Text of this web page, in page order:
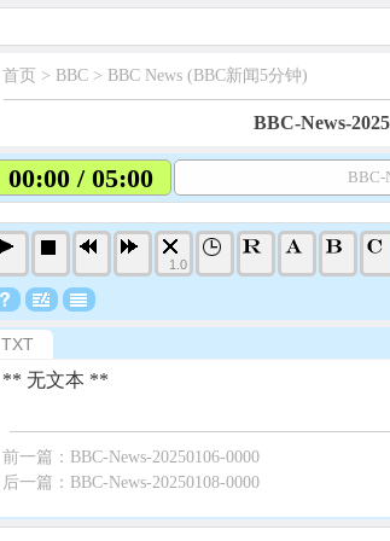
首页 > BBC > BBC News (BBC新闻5分钟)
BBC-News-
00:00 / 05:00 BBC-
1.0
TXT
** 无文本 **
前一篇： BBC-News-20250106-0000
后一篇： BBC-News-20250108-0000